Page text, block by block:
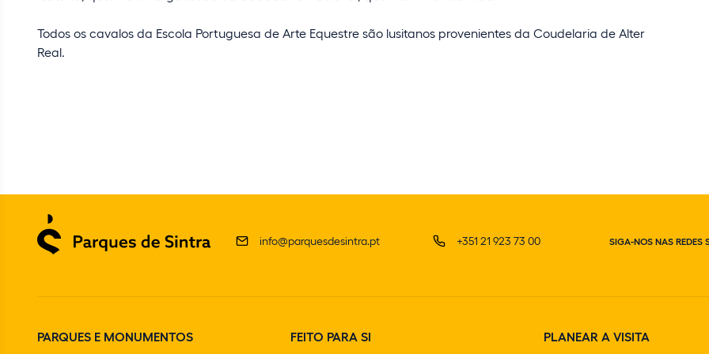
Todos os cavalos da Escola Portuguesa de Arte Equestre são lusitanos provenientes da Coudelaria de Alter
Real.
info@parquesdesintra.pt +351 21 923 73 00 SIGA-NOS NAS REDES
PARQUES E MONUMENTOS FEITO PARA SI PLANEAR A VISITA